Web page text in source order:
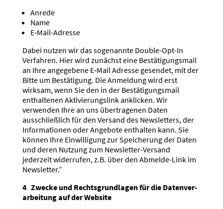
Anrede
Name
E‑Mail-Adresse
Dabei nutzen wir das sogenannte Double-Opt-In
Verfahren. Hier wird zunächst eine Bestä­ti­gungsmail
an Ihre angegebene E‑Mail Adresse gesendet, mit der
Bitte um Bestä­tigung. Die Anmeldung wird erst
wirksam, wenn Sie den in der Bestä­ti­gungsmail
enthal­tenen Aktivie­rungslink anklicken. Wir
verwenden Ihre an uns übertra­genen Daten
ausschließlich für den Versand des Newsletters, der
Infor­ma­tionen oder Angebote enthalten kann. Sie
können Ihre Einwil­ligung zur Speicherung der Daten
und deren Nutzung zum Newsletter-Versand
jederzeit wider­rufen, z.B. über den Abmelde-Link im
Newsletter.”
4 Zwecke und Rechts­grund­lagen für die Daten­ver­
ar­beitung auf der Website